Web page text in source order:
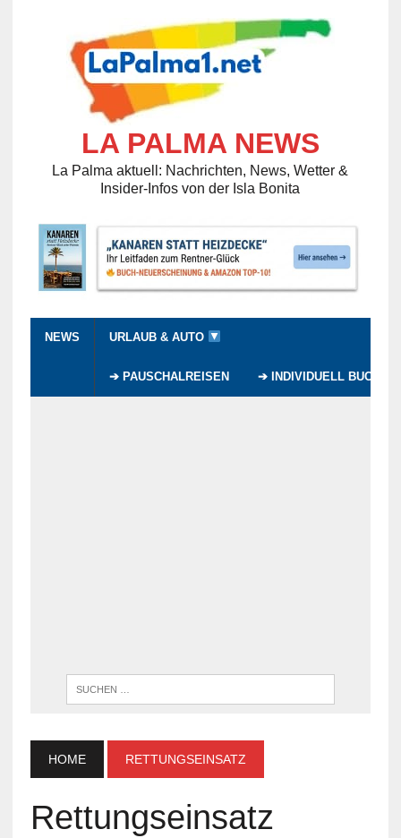
LA PALMA NEWS
La Palma aktuell: Nachrichten, News, Wetter &
Insider-Infos von der Isla Bonita
NEWS URLAUB & AUTO
➔ PAUSCHALREISEN ➔ INDIVIDUELL BUCHEN
HOME RETTUNGSEINSATZ
Rettungseinsatz